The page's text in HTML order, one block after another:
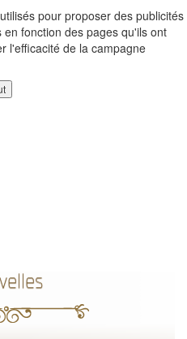
pour proposer des publicités
fonction des pages qu'ils ont
l'efficacité de la campagne